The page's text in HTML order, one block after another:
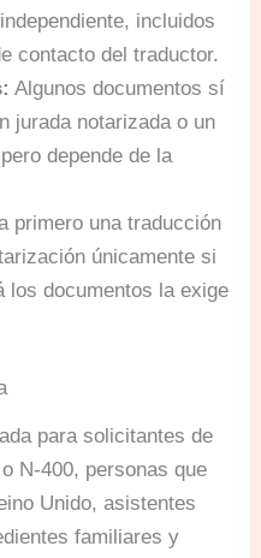
incluidos
contacto del traductor.
Algunos documentos sí
jurada notarizada o un
depende de la
primero una traducción
únicamente si
los documentos la exige
para solicitantes de
N-400, personas que
Unido, asistentes
familiares y